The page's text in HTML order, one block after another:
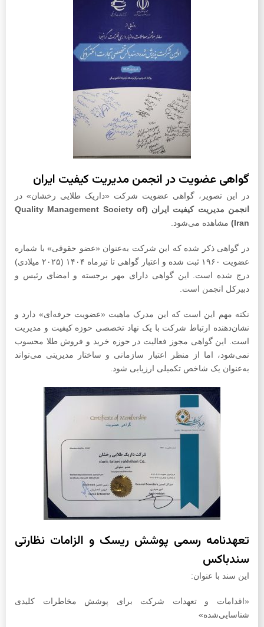
گواهی عضویت در انجمن مدیریت کیفیت ایران
در این تصویر، گواهی عضویت شرکت «داریک طلایی رخشان» در
انجمن مدیریت کیفیت ایران (Quality Management Society of
Iran)
مشاهده می‌شود.
در گواهی ذکر شده که این شرکت به‌عنوان «عضو حقوقی» با شماره
عضویت ۱۹۶۰ ثبت شده و اعتبار گواهی تا تیرماه ۱۴۰۴ (۲۰۲۵ میلادی)
درج شده است. این گواهی دارای مهر برجسته و امضای رئیس و
دبیرکل انجمن است.
نکته مهم این است که این مدرک ماهیت «عضویت حرفه‌ای» دارد و
نشان‌دهنده ارتباط شرکت با یک نهاد تخصصی حوزه کیفیت و مدیریت
است. این گواهی مجوز فعالیت در حوزه خرید و فروش طلا محسوب
نمی‌شود، اما از منظر اعتبار سازمانی و ساختار مدیریتی می‌تواند
به‌عنوان یک شاخص تکمیلی ارزیابی شود.
تعهدنامه رسمی پوشش ریسک و الزامات نظارتی
سندباکس
این سند با عنوان:
«اقدامات و تعهدات شرکت برای پوشش مخاطرات کلیدی
شناسایی‌شده»